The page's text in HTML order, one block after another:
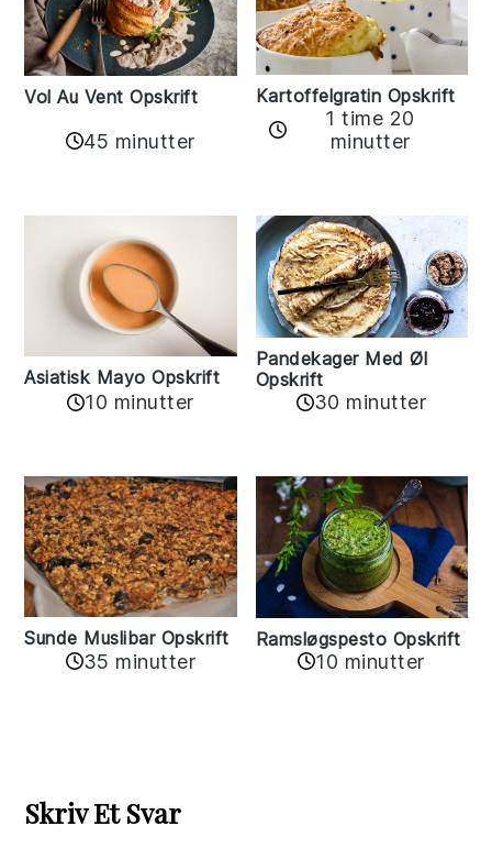
Vol Au Vent Opskrift
45 minutter
Kartoffelgratin Opskrift
1 time 20
minutter
Asiatisk Mayo Opskrift
10 minutter
Pandekager Med Øl
Opskrift
30 minutter
Sunde Muslibar Opskrift
35 minutter
Ramsløgspesto Opskrift
10 minutter
Interactions
Skriv Et Svar